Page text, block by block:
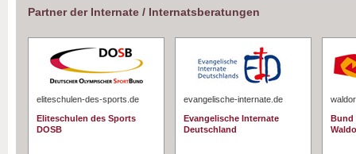
Partner der Internate / Internatsberatungen
eliteschulen-des-sports.de
Eliteschulen des Sports
DOSB
evangelische-internate.de
Evangelische Internate
Deutschland
Bund